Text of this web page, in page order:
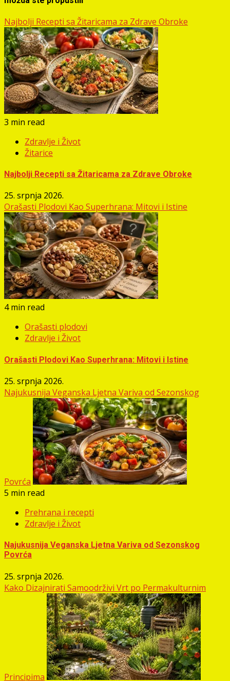
Najbolji Recepti sa Žitaricama za Zdrave Obroke
3 min read
Zdravlje i Život
Žitarice
Najbolji Recepti sa Žitaricama za Zdrave Obroke
25. srpnja 2026.
Orašasti Plodovi Kao Superhrana: Mitovi i Istine
4 min read
Orašasti plodovi
Zdravlje i Život
Orašasti Plodovi Kao Superhrana: Mitovi i Istine
25. srpnja 2026.
Najukusnija Veganska Ljetna Variva od Sezonskog
Povrća
5 min read
Prehrana i recepti
Zdravlje i Život
Najukusnija Veganska Ljetna Variva od Sezonskog
Povrća
25. srpnja 2026.
Kako Dizajnirati Samoodrživi Vrt po Permakulturnim
Principima